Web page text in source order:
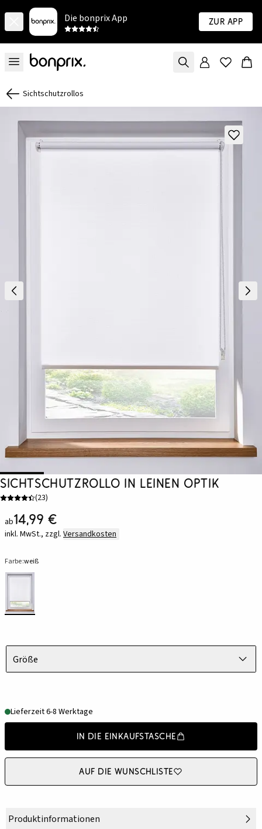
Die bonprix App Zur App
Sichtschutzrollos
Sichtschutzrollo in Leinen Optik
(23)
ab14,99 €
inkl. MwSt., zzgl. Versandkosten
Farbe:weiß
Größe
Lieferzeit 6-8 Werktage
In die Einkaufstasche
Auf die Wunschliste
Produktinformationen